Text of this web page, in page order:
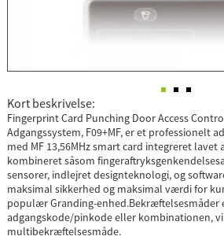
Kort beskrivelse:
Fingerprint Card Punching Door Access
Adgangssystem, F09+MF, er et professionelt
med MF 13,56MHz smart card integreret lavet
kombineret såsom
sensorer, indlejret designteknologi, og
maksimal sikkerhed og maksimal værdi for
populær Granding-enhed.Bekræftelsesmåder
adgangskode/pinkode eller kombinationen,
multibekræftelsesmåde.